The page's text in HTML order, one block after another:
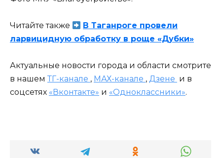
Читайте также
В Таганроге провели
ларвицидную обработку в роще «Дубки»
Актуальные новости города и области смотрите
в нашем ТГ-канале , МАХ-канале , Дзене и в
соцсетях «Вконтакте» и «Одноклассники».